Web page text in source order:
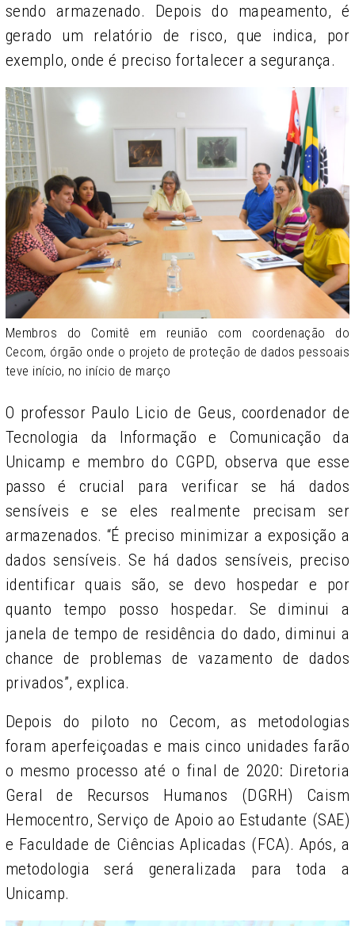
sendo armazenado. Depois do mapeamento, é
gerado um relatório de risco, que indica, por
exemplo, onde é preciso fortalecer a segurança.
Membros do Comitê em reunião com coordenação do
Cecom, órgão onde o projeto de proteção de dados pessoais
teve início, no início de março
O professor Paulo Licio de Geus, coordenador de
Tecnologia da Informação e Comunicação da
Unicamp e membro do CGPD, observa que esse
passo é crucial para verificar se há dados
sensíveis e se eles realmente precisam ser
armazenados. “É preciso minimizar a exposição a
dados sensíveis. Se há dados sensíveis, preciso
identificar quais são, se devo hospedar e por
quanto tempo posso hospedar. Se diminui a
janela de tempo de residência do dado, diminui a
chance de problemas de vazamento de dados
privados”, explica.
Depois do piloto no Cecom, as metodologias
foram aperfeiçoadas e mais cinco unidades farão
o mesmo processo até o final de 2020: Diretoria
Geral de Recursos Humanos (DGRH) Caism
Hemocentro, Serviço de Apoio ao Estudante (SAE)
e Faculdade de Ciências Aplicadas (FCA). Após, a
metodologia será generalizada para toda a
Unicamp.